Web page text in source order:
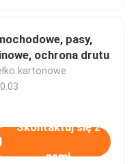
pasy,
ochrona drutu
kartonowe
Skontaktuj się z
nami